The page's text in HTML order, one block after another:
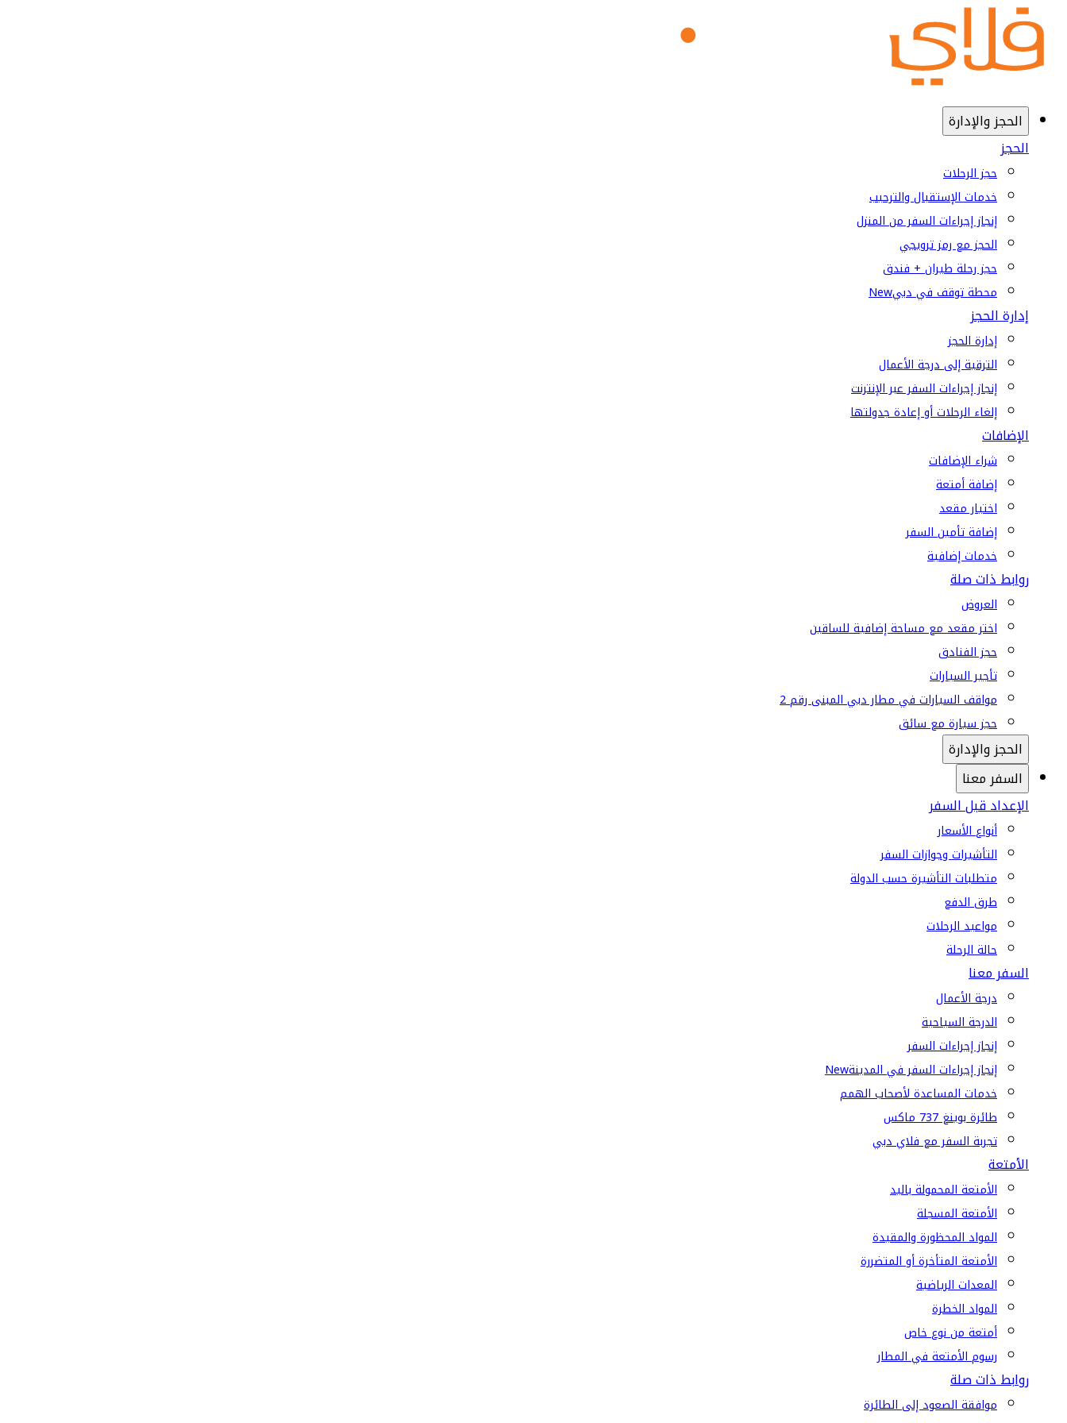
الحجز والإدارة
الحجز
حجز الرحلات
خدمات الإستقبال والترحيب
إنجاز إجراءات السفر من المنزل
الحجز مع رمز ترويجي
حجز رحلة طيران + فندق
محطة توقف في دبيNew
إدارة الحجز
إدارة الحجز
الترقية إلى درجة الأعمال
إنجاز إجراءات السفر عبر الإنترنت
إلغاء الرحلات أو إعادة جدولتها
الإضافات
شراء الإضافات
إضافة أمتعة
اختيار مقعد
إضافة تأمين السفر
خدمات إضافية
روابط ذات صلة
العروض
اختر مقعد مع مساحة إضافية للساقين
حجز الفنادق
تأجير السيارات
مواقف السيارات في مطار دبي المبنى رقم 2
حجز سيارة مع سائق
الحجز والإدارة
السفر معنا
الإعداد قبل السفر
أنواع الأسعار
التأشيرات وجوازات السفر
متطلبات التأشيرة حسب الدولة
طرق الدفع
مواعيد الرحلات
حالة الرحلة
السفر معنا
درجة الأعمال
الدرجة السياحية
إنجاز إجراءات السفر
إنجاز إجراءات السفر في المدينةNew
خدمات المساعدة لأصحاب الهمم
طائرة بوينغ 737 ماكس
تجربة السفر مع فلاي دبي
الأمتعة
الأمتعة المحمولة باليد
الأمتعة المسجلة
المواد المحظورة والمقيدة
الأمتعة المتأخرة أو المتضررة
المعدات الرياضية
المواد الخطرة
أمتعة من نوع خاص
رسوم الأمتعة في المطار
روابط ذات صلة
موافقة الصعود إلى الطائرة